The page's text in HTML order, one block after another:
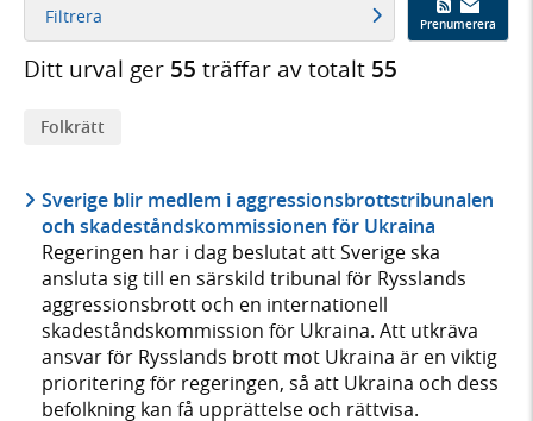
Filtrera Prenumerera
Ditt urval ger 55 träffar av totalt 55
Folkrätt
Sverige blir medlem i aggressionsbrottstribunalen
och skadeståndskommissionen för Ukraina
Regeringen har i dag beslutat att Sverige ska
ansluta sig till en särskild tribunal för Rysslands
aggressionsbrott och en internationell
skadeståndskommission för Ukraina. Att utkräva
ansvar för Rysslands brott mot Ukraina är en viktig
prioritering för regeringen, så att Ukraina och dess
befolkning kan få upprättelse och rättvisa.